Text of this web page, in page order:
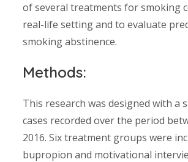
of several treatments for smoking
real-life setting and to evaluate
smoking abstinence.
Methods:
This research was designed with a
cases recorded over the period
2016. Six treatment groups were
bupropion and motivational